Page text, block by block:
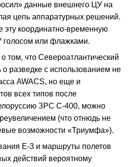
данные внешнего ЦУ на
цепь аппаратурных решений.
эту координатно-временную
или флажками.
том, что Североатлантический
разведке с использованием не
AWACS, но еще и
всех типов после
ЗРС С-400, можно
(что отнюдь не
возможности «Триумфа»).
Е-3 и маршруты полетов
действий вероятному